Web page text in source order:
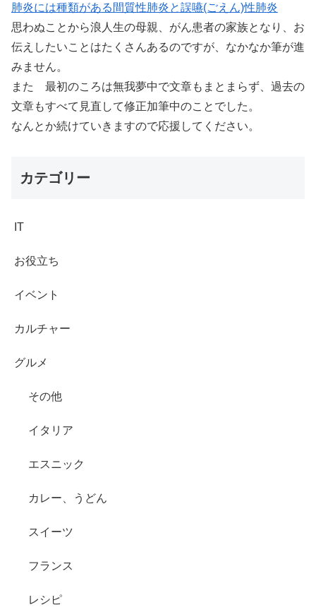
肺炎には種類がある間質性肺炎と誤嚥(ごえん)性肺炎
思わぬことから浪人生の母親、がん患者の家族となり、お
伝えしたいことはたくさんあるのですが、なかなか筆が進
みません。
また 最初のころは無我夢中で文章もまとまらず、過去の
文章もすべて見直して修正加筆中のことでした。
なんとか続けていきますので応援してください。
カテゴリー
IT
お役立ち
イベント
カルチャー
グルメ
その他
イタリア
エスニック
カレー、うどん
スイーツ
フランス
レシピ